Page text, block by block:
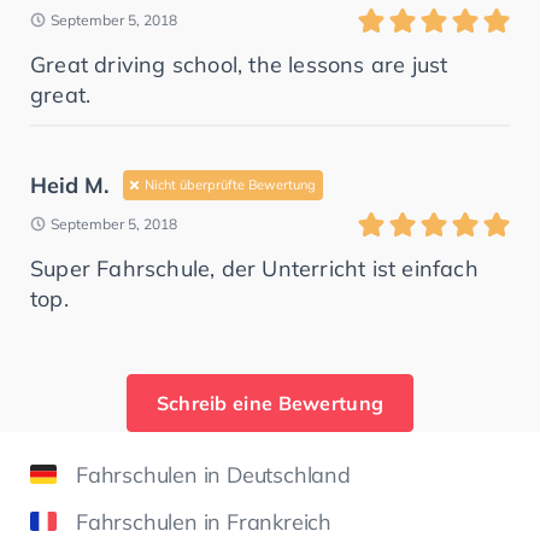
September 5, 2018
Great driving school, the lessons are just
great.
Heid M. Nicht überprüfte Bewertung
September 5, 2018
Super Fahrschule, der Unterricht ist einfach
top.
Schreib eine Bewertung
Fahrschulen in Deutschland
Fahrschulen in Frankreich